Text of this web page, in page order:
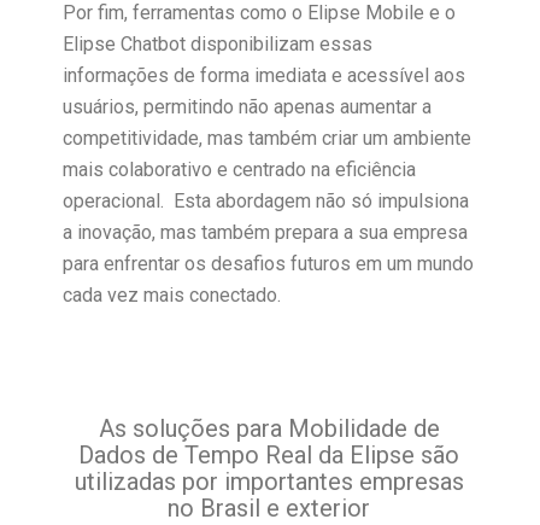
Por fim, ferramentas como o Elipse Mobile e o
Elipse Chatbot disponibilizam essas
informações de forma imediata e acessível aos
usuários, permitindo não apenas aumentar a
competitividade, mas também criar um ambiente
mais colaborativo e centrado na eficiência
operacional. Esta abordagem não só impulsiona
a inovação, mas também prepara a sua empresa
para enfrentar os desafios futuros em um mundo
cada vez mais conectado.
As soluções para Mobilidade de
Dados de Tempo Real da Elipse são
utilizadas por importantes empresas
no Brasil e exterior